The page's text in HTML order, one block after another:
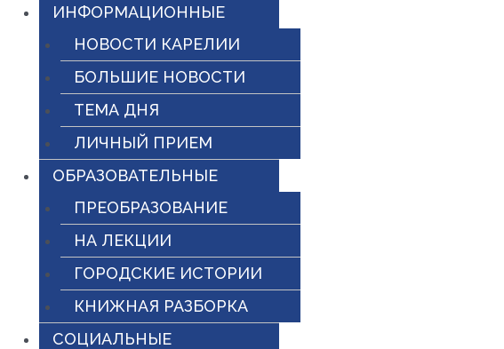
ИНФОРМАЦИОННЫЕ
НОВОСТИ КАРЕЛИИ
БОЛЬШИЕ НОВОСТИ
ТЕМА ДНЯ
ЛИЧНЫЙ ПРИЕМ
ОБРАЗОВАТЕЛЬНЫЕ
ПРЕОБРАЗОВАНИЕ
НА ЛЕКЦИИ
ГОРОДСКИЕ ИСТОРИИ
КНИЖНАЯ РАЗБОРКА
СОЦИАЛЬНЫЕ